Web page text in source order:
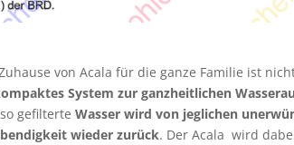
von Acala für die ganze Familie ist
System zur ganzheitlichen
gefilterteWasser wird von jeglichen
wieder zurück. Der Acala wird